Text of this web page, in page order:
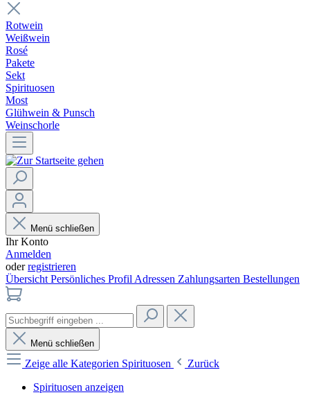
Rotwein
Weißwein
Rosé
Pakete
Sekt
Spirituosen
Most
Glühwein & Punsch
Weinschorle
Menü schließen
Ihr Konto
Anmelden
oderregistrieren
Übersicht Persönliches Profil Adressen Zahlungsarten Bestellungen
Menü schließen
Zeige alle Kategorien Spirituosen
Zurück
Spirituosen anzeigen